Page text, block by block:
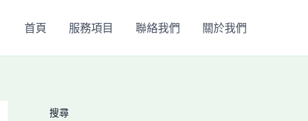
首頁 服務項目 聯絡我們 關於我們
搜尋